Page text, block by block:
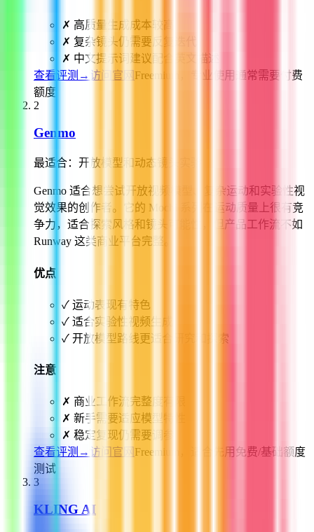
✗ 高质量生成成本较高
✗ 复杂镜头仍需要反复迭代
✗ 中文提示词建议配合英文描述
查看评测 → 访问官网 Freemium，专业使用通常需要付费
额度
2
Genmo
最适合： 开放模型和动态镜头实验
Genmo 适合想尝试开放视频模型、复杂运动和实验性视
觉效果的创作者。它的 Mochi 系列在运动质量上很有竞
争力，适合探索风格和镜头可能性，但产品工作流不如
Runway 这类商业平台完整。
优点
✓ 运动表现有特色
✓ 适合实验性视频生成
✓ 开放模型路线更适合研究和探索
注意
✗ 商业工作流完整度有限
✗ 新手需要适应模型特性
✗ 稳定复现仍需要调参
查看评测 → 访问官网 Freemium，适合先用免费/基础额度
测试
3
KLING AI